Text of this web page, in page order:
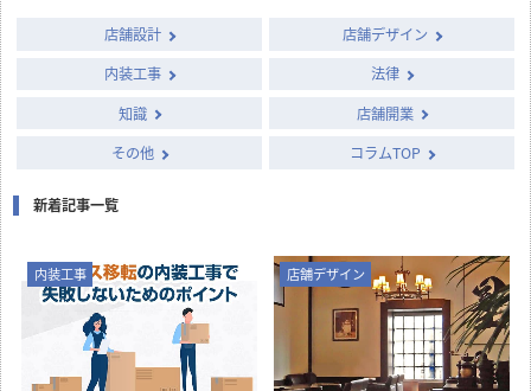
店舗設計
店舗デザイン
内装工事
法律
知識
店舗開業
その他
コラムTOP
新着記事一覧
内装工事 店舗デザイン